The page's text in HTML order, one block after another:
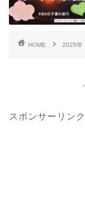
HOME 2025年
スポンサーリンク